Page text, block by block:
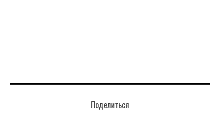
Поделиться